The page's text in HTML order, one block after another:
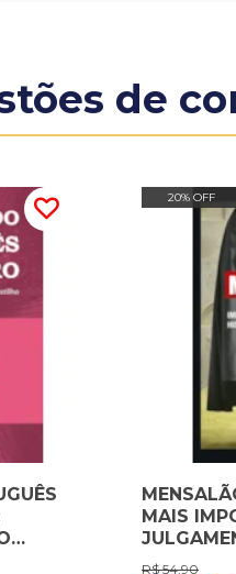
de
DA
20% OFF
MAIS
R$ 54,90